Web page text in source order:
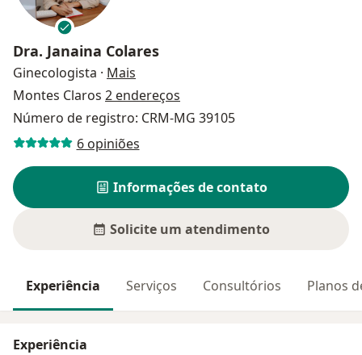
Dra. Janaina Colares
Ginecologista · Mais
Montes Claros 2 endereços
Número de registro: CRM-MG 39105
6 opiniões
Informações de contato
Solicite um atendimento
Experiência Serviços Consultórios Planos
Experiência